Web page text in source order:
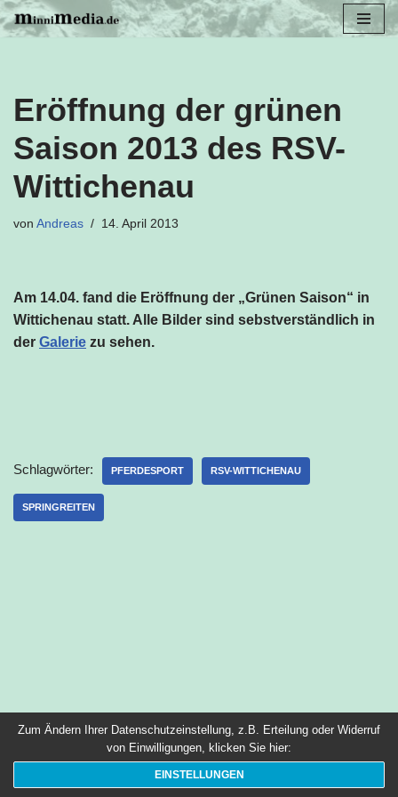
Eröffnung der grünen
Saison 2013 des RSV-
Wittichenau
von Andreas 14. April 2013
Am 14.04. fand die Eröffnung der „Grünen Saison“ in
Wittichenau statt. Alle Bilder sind sebstverständlich in
der Galerie zu sehen.
Schlagwörter: PFERDESPORT RSV-WITTICHENAU
SPRINGREITEN
| Präsentiert vonWordPress
Zum Ändern Ihrer Datenschutzeinstellung, z.B. Erteilung oder Widerruf
von Einwilligungen, klicken Sie hier:
EINSTELLUNGEN